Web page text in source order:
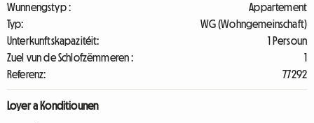
Wunnengstyp :
Appartement
Typ:
WG (Wohngemeinschaft)
Unterkunftskapazitéit:
1 Persoun
Zuel vun de Schlofzëmmeren :
1
Referenz:
77292
Loyer a Konditiounen